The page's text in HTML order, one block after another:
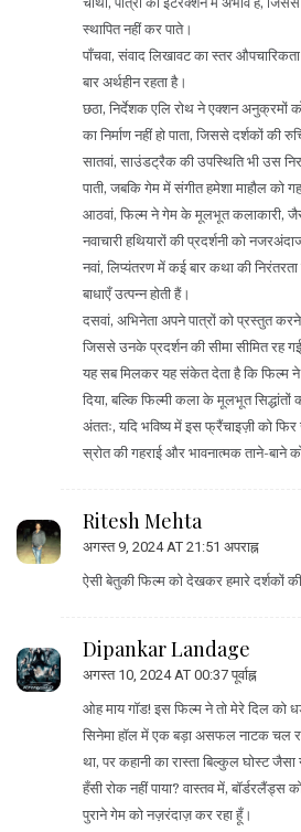
स्थापित नहीं कर पाते।
पाँचवा, संवाद लिखावट का स्तर
बार अर्थहीन रहता है।
छठा, निर्देशक एलि रोथ ने एक्शन अनुक्रमों
का निर्माण नहीं हो पाता, जिससे दर्शकों की
सातवां, साउंडट्रैक की उपस्थिति भी उस
पाती, जबकि गेम में संगीत हमेशा माहौल को
आठवां, फिल्म ने गेम के मूलभूत कलाकारी,
नवाचारी हथियारों की प्रदर्शनी को
नवां, लिप्यंतरण में कई बार कथा की
बाधाएँ उत्पन्न होती हैं।
दसवां, अभिनेता अपने पात्रों को प्रस्तुत करने
जिससे उनके प्रदर्शन की सीमा सीमित रह
यह सब मिलकर यह संकेत देता है कि फिल्म
दिया, बल्कि फिल्मी कला के मूलभूत सिद्धांतों
अंततः, यदि भविष्य में इस फ्रैंचाइज़ी को फिर
स्रोत की गहराई और भावनात्मक ताने-बाने
Ritesh Mehta
अगस्त 9, 2024 AT 21:51 अपराह्न
ऐसी बेतुकी फिल्म को देखकर हमारे दर्शकों
Dipankar Landage
अगस्त 10, 2024 AT 00:37 पूर्वाह्न
ओह माय गॉड! इस फिल्म ने तो मेरे दिल को
सिनेमा हॉल में एक बड़ा असफल नाटक चल
था, पर कहानी का रास्ता बिल्कुल घोस्ट
हँसी रोक नहीं पाया? वास्तव में,
पुराने गेम को नज़रंदाज़ कर रहा हूँ।